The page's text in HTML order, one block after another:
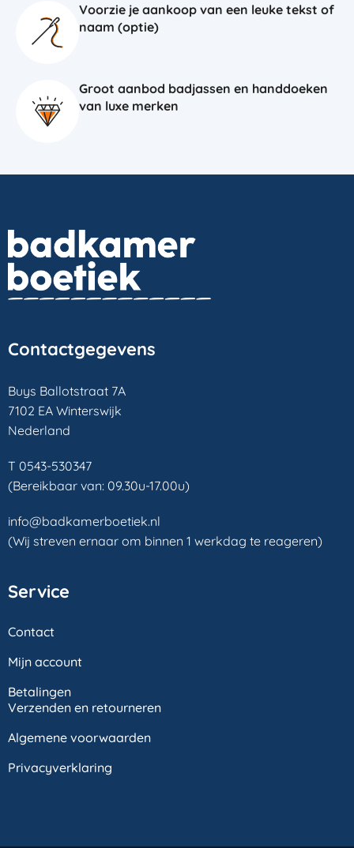
Voorzie je aankoop van een leuke tekst of
naam (optie)
Groot aanbod badjassen en handdoeken
van luxe merken
Contactgegevens
Buys Ballotstraat 7A
7102 EA Winterswijk
Nederland
T 0543-530347
(Bereikbaar van: 09.30u-17.00u)
info@badkamerboetiek.nl
(Wij streven ernaar om binnen 1 werkdag te reageren)
Service
Contact
Mijn account
Betalingen
Verzenden en retourneren
Algemene voorwaarden
Privacyverklaring